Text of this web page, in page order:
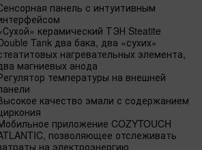
панель с интуитивным
керамический ТЭН Steatite
Tank два бака, два «сухих»
нагревательных элемента,
магниевых анода
температуры на внешней
качество эмали с содержанием
приложение COZYTOUCH
позволяющее отслеживать
на электроэнергию